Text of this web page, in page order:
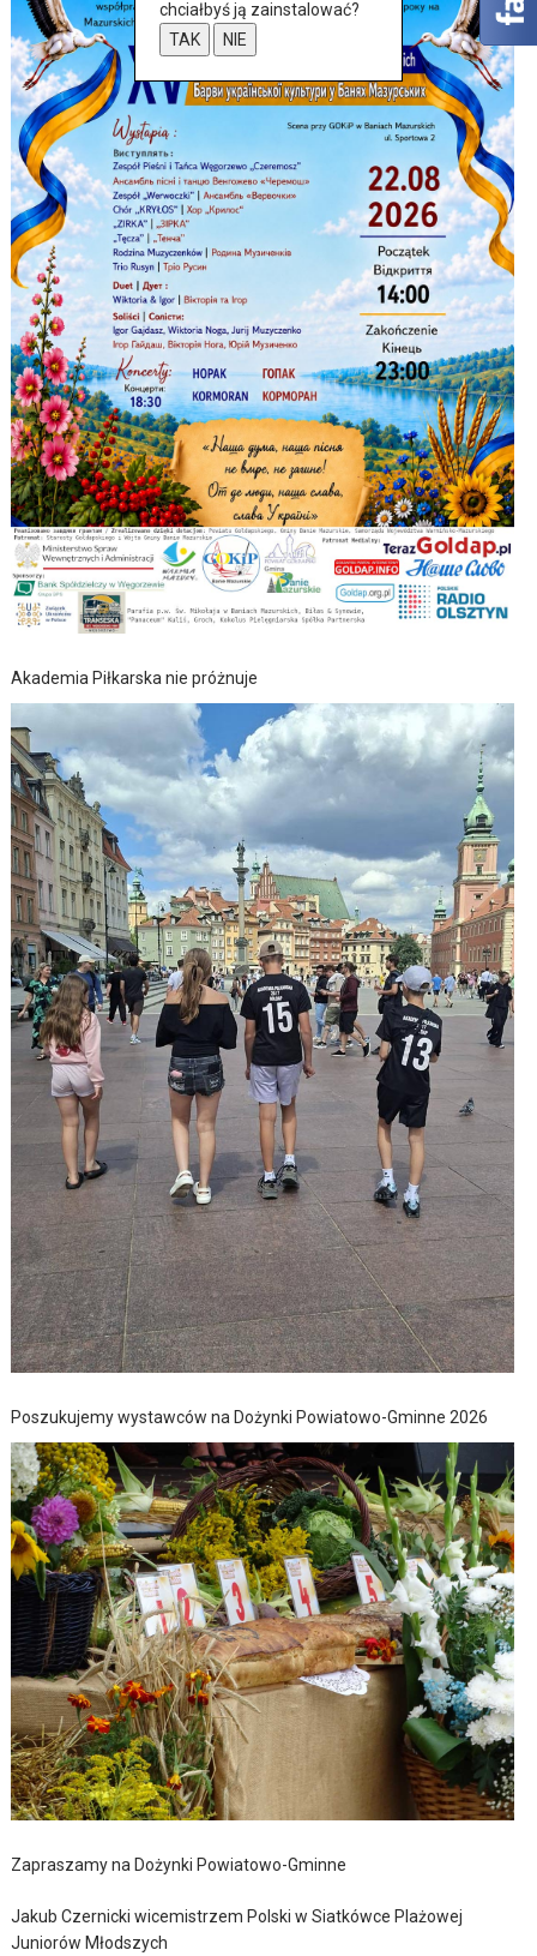
Akademia Piłkarska nie próżnuje
Poszukujemy wystawców na Dożynki Powiatowo-Gminne 2026
Zapraszamy na Dożynki Powiatowo-Gminne
Jakub Czernicki wicemistrzem Polski w Siatkówce Plażowej
Juniorów Młodszych
chciałbyś ją zainstalować?
TAK
NIE